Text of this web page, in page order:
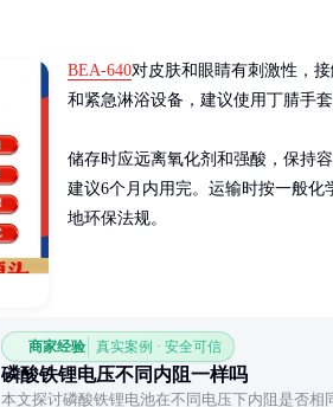
BEA-640对皮肤和眼睛有刺激性，
和紧急淋浴设备，建议使用丁腈手
储存时应远离氧化剂和强酸，保持
建议6个月内用完。运输时按一般
地环保法规。
商家经验 真实案例 · 安全可信
磷酸铁锂电压不同内阻一样吗
本文探讨磷酸铁锂电池在不同电压下内阻是否相